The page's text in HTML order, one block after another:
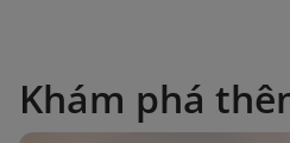
Khám phá